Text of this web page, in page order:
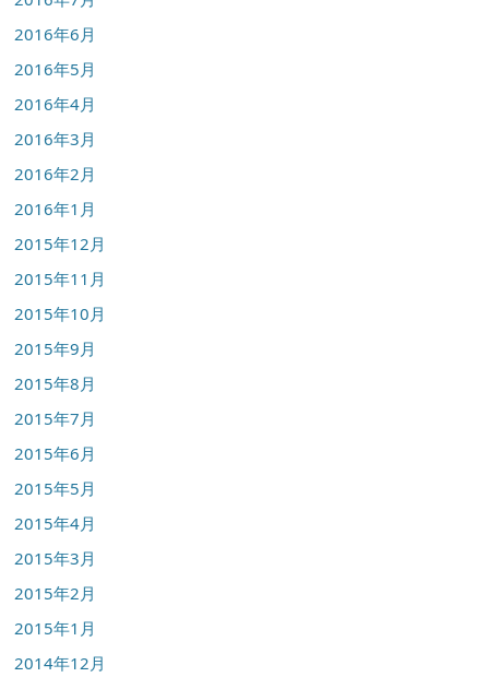
2016年6月
2016年5月
2016年4月
2016年3月
2016年2月
2016年1月
2015年12月
2015年11月
2015年10月
2015年9月
2015年8月
2015年7月
2015年6月
2015年5月
2015年4月
2015年3月
2015年2月
2015年1月
2014年12月